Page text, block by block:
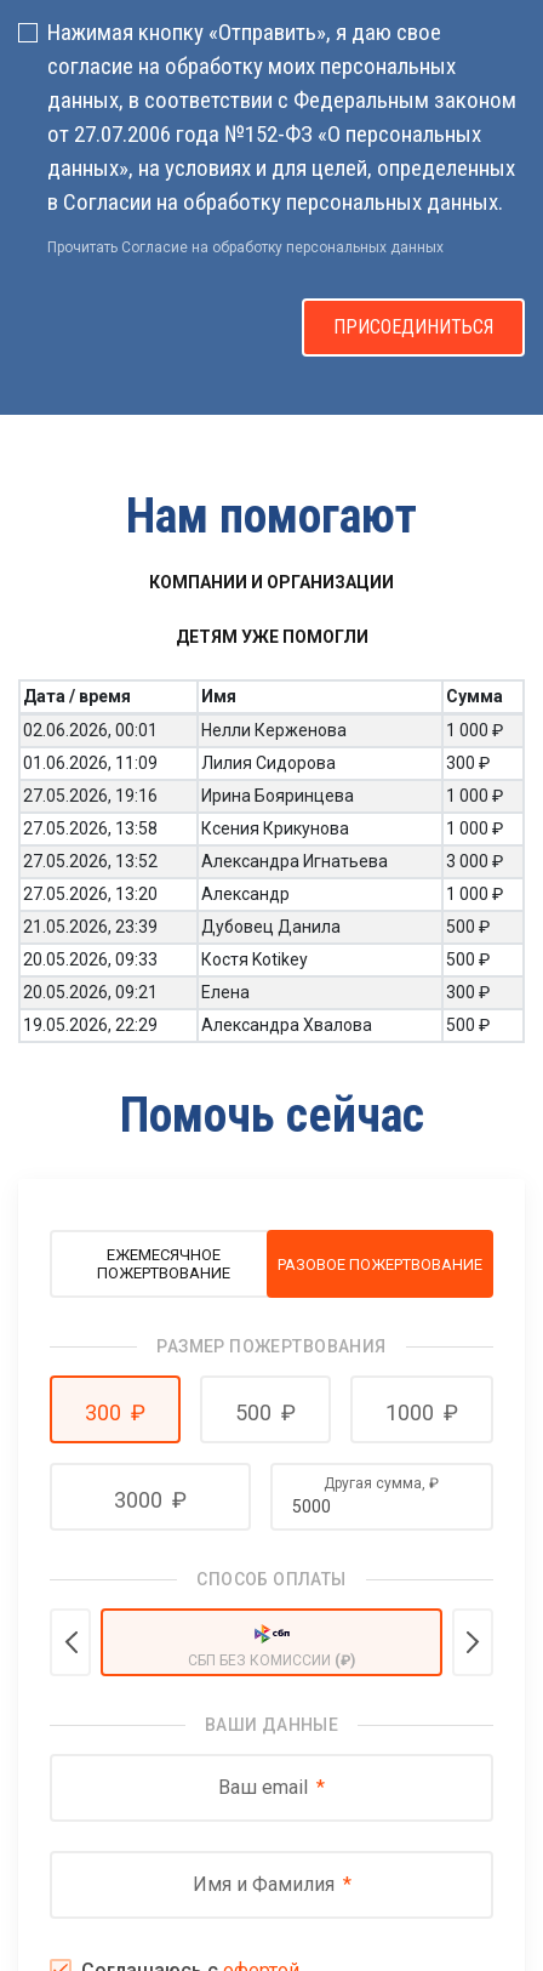
Нажимая кнопку «Отправить», я даю свое
согласие на обработку моих персональных
данных, в соответствии с Федеральным законом
от 27.07.2006 года №152-ФЗ «О персональных
данных», на условиях и для целей, определенных
в Согласии на обработку персональных данных.
Прочитать Согласие на обработку персональных данных
ПРИСОЕДИНИТЬСЯ
Нам помогают
КОМПАНИИ И ОРГАНИЗАЦИИ
ДЕТЯМ УЖЕ ПОМОГЛИ
Дата / время Имя
Сумма
02.06.2026, 00:01
Нелли Керженова
1 000 ₽
01.06.2026, 11:09
Лилия Сидорова
300 ₽
27.05.2026, 19:16
Ирина Бояринцева
1 000 ₽
27.05.2026, 13:58
Ксения Крикунова
1 000 ₽
27.05.2026, 13:52
Александра Игнатьева
3 000 ₽
27.05.2026, 13:20
Александр
1 000 ₽
21.05.2026, 23:39
Дубовец Данила
500 ₽
20.05.2026, 09:33
Костя Kotikey
500 ₽
20.05.2026, 09:21
Елена
300 ₽
19.05.2026, 22:29
Александра Хвалова 500 ₽
Помочь сейчас
ЕЖЕМЕСЯЧНОЕ
ПОЖЕРТВОВАНИЕ
РАЗОВОЕ ПОЖЕРТВОВАНИЕ
РАЗМЕР ПОЖЕРТВОВАНИЯ
300 ₽ 500 ₽ 1000 ₽
3000 ₽
Другая сумма,₽
СПОСОБ ОПЛАТЫ
СБП БЕЗ КОМИССИИ (₽)
ВАШИ ДАННЫЕ
Ваш email
Имя и Фамилия